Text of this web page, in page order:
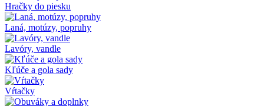
Hračky do piesku
Laná, motúzy, popruhy
Lavóry, vandle
Kľúče a gola sady
Vŕtačky